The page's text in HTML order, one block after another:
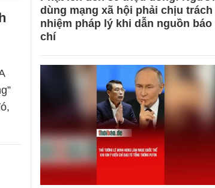
dùng mạng xã hội phải chịu trách
nhiệm pháp lý khi dẫn nguồn báo
chí